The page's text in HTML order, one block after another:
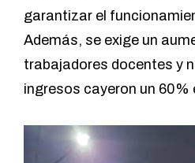
garantizar el
Además, se exige un
trabajadores docentes y
ingresos cayeron un 60%